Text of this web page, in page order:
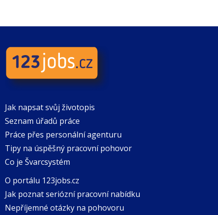
Jak napsat svůj životopis
Seznam úřadů práce
Práce přes personální agenturu
Tipy na úspěšný pracovní pohovor
Co je Švarcsystém
O portálu 123jobs.cz
Jak poznat seriózní pracovní nabídku
Nepříjemné otázky na pohovoru